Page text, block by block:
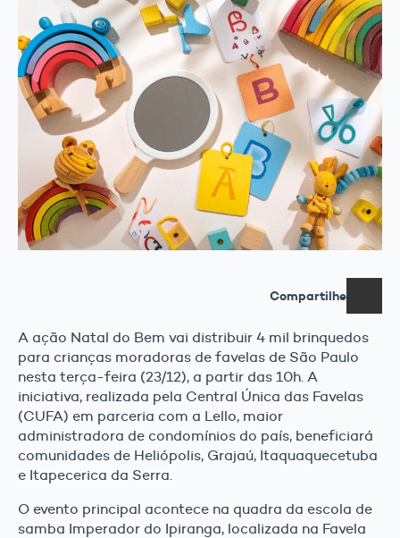
Compartilhe
A ação Natal do Bem vai distribuir 4 mil brinquedos
para crianças moradoras de favelas de São Paulo
nesta terça-feira (23/12), a partir das 10h. A
iniciativa, realizada pela Central Única das Favelas
(CUFA) em parceria com a Lello, maior
administradora de condomínios do país, beneficiará
comunidades de Heliópolis, Grajaú, Itaquaquecetuba
e Itapecerica da Serra.
O evento principal acontece na quadra da escola de
samba Imperador do Ipiranga, localizada na Favela